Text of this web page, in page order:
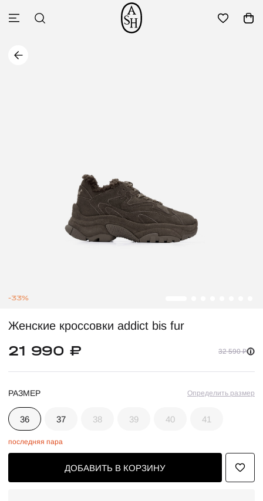
-33%
Женские кроссовки addict bis fur
21 990 ₽ 32 590 ₽
РАЗМЕР Определить размер
36 37 38 39 40 41
последняя пара
ДОБАВИТЬ В КОРЗИНУ